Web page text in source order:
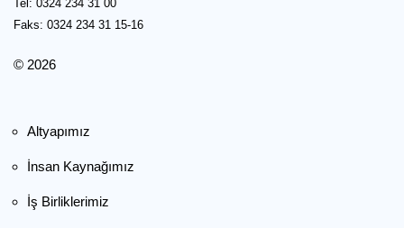
Tel: 0324 234 31 00
Faks: 0324 234 31 15-16
© 2026
Altyapımız
İnsan Kaynağımız
İş Birliklerimiz